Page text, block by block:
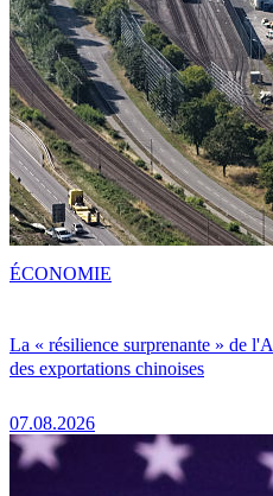
La « résilience surprenante » de
des exportations chinoises
07.08.2026
ÉCONOMIE